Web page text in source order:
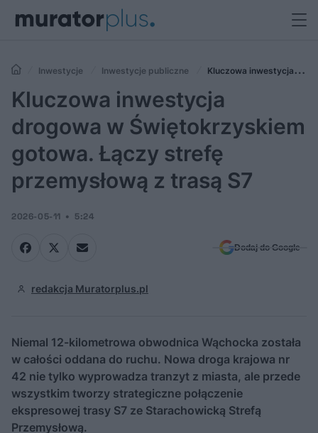
Inwestycje Inwestycje publiczne
Kluczowa inwestycja
drogowa w Świętokrzyskiem gotowa. Łączy strefę przemysłową z
trasą S7
Kluczowa inwestycja
drogowa w Świętokrzyskiem
gotowa. Łączy strefę
przemysłową z trasą S7
2026-05-11 5:24
Dodaj do Google
redakcja Muratorplus.pl
Niemal 12-kilometrowa obwodnica Wąchocka została
w całości oddana do ruchu. Nowa droga krajowa nr
42 nie tylko wyprowadza tranzyt z miasta, ale przede
wszystkim tworzy strategiczne połączenie
ekspresowej trasy S7 ze Starachowicką Strefą
Przemysłową.